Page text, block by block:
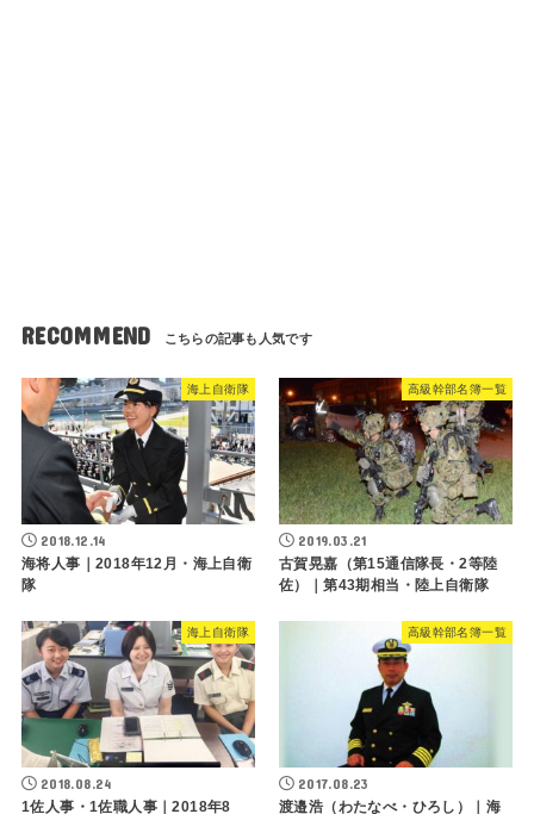
RECOMMEND
海上自衛隊
2018.12.14
海将人事｜2018年12月・海上自衛
隊
高級幹部名簿一覧
2019.03.21
古賀晃嘉（第15通信隊長・2等陸
佐）｜第43期相当・陸上自衛隊
海上自衛隊
2018.08.24
1佐人事・1佐職人事｜2018年8
高級幹部名簿一覧
2017.08.23
渡邉浩（わたなべ・ひろし）｜海